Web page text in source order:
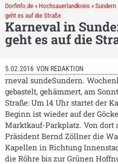
Dorfinfo.de » Hochsauerlandkreis » Sundern
geht es auf die Straße
Karneval in
geht es auf die
5.02.2016 VON REDAKTION
rneval sundeSundern.
gebastelt, gehämmert, am
Straße: Um 14 Uhr startet der
Beginn ist wieder auf der
Marktkauf-Parkplatz. Von dort
Präsident Bernd Zöllner die
Kapellen in Richtung
die Röhre bis zur Grünen